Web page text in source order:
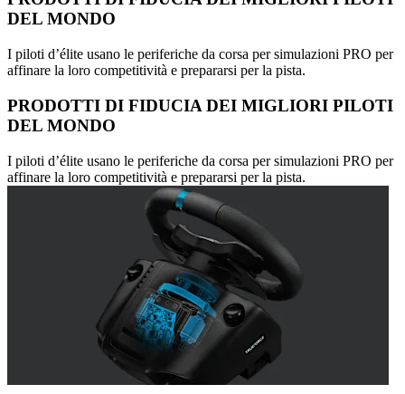
DEL MONDO
I piloti d’élite usano le periferiche da corsa per simulazioni PRO per
affinare la loro competitività e prepararsi per la pista.
PRODOTTI DI FIDUCIA DEI MIGLIORI PILOTI
DEL MONDO
I piloti d’élite usano le periferiche da corsa per simulazioni PRO per
affinare la loro competitività e prepararsi per la pista.